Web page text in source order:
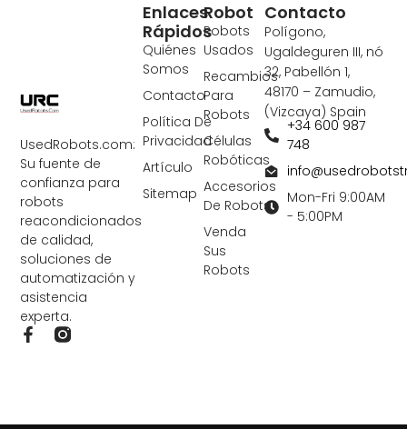
UsedRobots.com:
Su fuente de
confianza para
robots
reacondicionados
de calidad,
soluciones de
automatización y
asistencia
experta.
F
Robot
Robots
Usados
Recambios
Para
Robots
Células
Robóticas
Accesorios
De Robots
Venda
Sus
Robots
Enlaces
Rápidos
Quiénes
Somos
Contacto
Política De
Privacidad
Artículo
Sitemap
Contacto
Polígono,
Ugaldeguren III, nó
32, Pabellón 1,
48170 – Zamudio,
(Vizcaya) Spain
+34 600 987
748
Mon-Fri 9:00AM
- 5:00PM